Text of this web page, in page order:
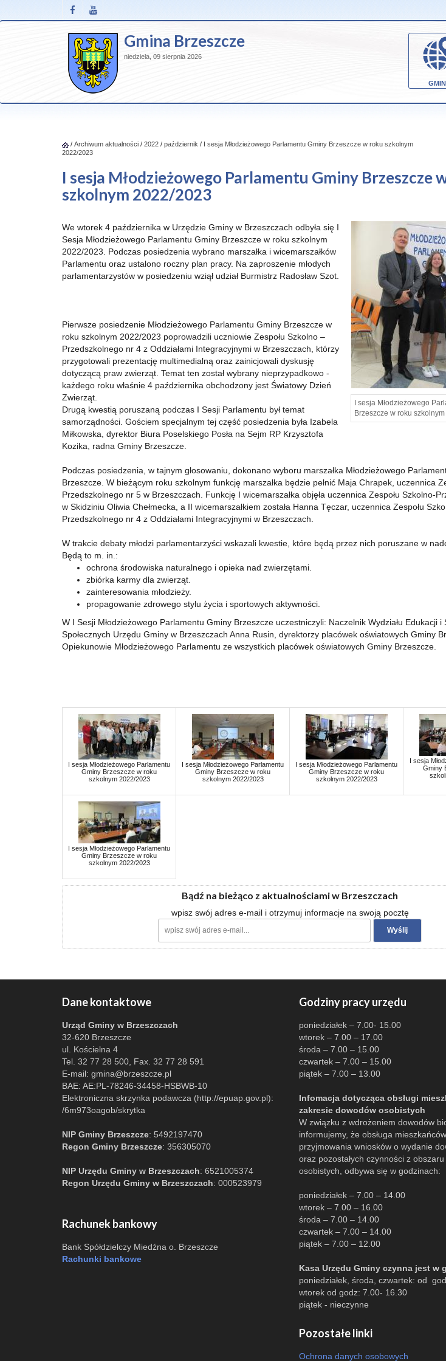
Gmina Brzeszcze
niedziela, 09 sierpnia 2026
/ Archiwum aktualności / 2022 / październik / I sesja Młodzieżowego Parlamentu Gminy Brzeszcze w roku szkolnym
2022/2023
I sesja Młodzieżowego Parlamentu Gminy Brzeszcze
szkolnym 2022/2023
I sesja Młodzieżowego
Brzeszcze w roku
We wtorek 4 października w Urzędzie Gminy w Brzeszczach odbyła się I
Sesja Młodzieżowego Parlamentu Gminy Brzeszcze w roku szkolnym
2022/2023. Podczas posiedzenia wybrano marszałka i wicemarszałków
Parlamentu oraz ustalono roczny plan pracy. Na zaproszenie młodych
parlamentarzystów w posiedzeniu wziął udział Burmistrz Radosław Szot.
Pierwsze posiedzenie Młodzieżowego Parlamentu Gminy Brzeszcze w
roku szkolnym 2022/2023 poprowadzili uczniowie Zespołu Szkolno –
Przedszkolnego nr 4 z Oddziałami Integracyjnymi w Brzeszczach, którzy
przygotowali prezentację multimedialną oraz zainicjowali dyskusję
dotyczącą praw zwierząt. Temat ten został wybrany nieprzypadkowo -
każdego roku właśnie 4 października obchodzony jest Światowy Dzień
Zwierząt.
Drugą kwestią poruszaną podczas I Sesji Parlamentu był temat
samorządności. Gościem specjalnym tej część posiedzenia była Izabela
Miłkowska, dyrektor Biura Poselskiego Posła na Sejm RP Krzysztofa
Kozika, radna Gminy Brzeszcze.
Podczas posiedzenia, w tajnym głosowaniu, dokonano wyboru marszałka Młodzieżowego
Brzeszcze. W bieżącym roku szkolnym funkcję marszałka będzie pełnić Maja Chrapek, uczennica
Przedszkolnego nr 5 w Brzeszczach. Funkcję I wicemarszałka objęła uczennica Zespołu Szkolno-
w Skidziniu Oliwia Chełmecka, a II wicemarszałkiem została Hanna Tęczar, uczennica Zespołu
Przedszkolnego nr 4 z Oddziałami Integracyjnymi w Brzeszczach.
W trakcie debaty młodzi parlamentarzyści wskazali kwestie, które będą przez nich poruszane w
Będą to m. in.:
ochrona środowiska naturalnego i opieka nad zwierzętami.
zbiórka karmy dla zwierząt.
zainteresowania młodzieży.
propagowanie zdrowego stylu życia i sportowych aktywności.
W I Sesji Młodzieżowego Parlamentu Gminy Brzeszcze uczestniczyli: Naczelnik Wydziału Edukacji i
Społecznych Urzędu Gminy w Brzeszczach Anna Rusin, dyrektorzy placówek oświatowych Gminy
Opiekunowie Młodzieżowego Parlamentu ze wszystkich placówek oświatowych Gminy Brzeszcze.
I sesja Młodzieżowego Parlamentu
Gminy Brzeszcze w roku
szkolnym 2022/2023
I sesja Młodzieżowego Parlamentu
Gminy Brzeszcze w roku
szkolnym 2022/2023
I sesja Młodzieżowego Parlamentu
Gminy Brzeszcze w roku
szkolnym 2022/2023
I sesja
Gminy
I sesja Młodzieżowego Parlamentu
Gminy Brzeszcze w roku
szkolnym 2022/2023
Bądź na bieżąco z aktualnościami w Brzeszczach
wpisz swój adres e-mail i otrzymuj informacje na swoją pocztę
Dane kontaktowe
Urząd Gminy w Brzeszczach
32-620 Brzeszcze
ul. Kościelna 4
Tel. 32 77 28 500, Fax. 32 77 28 591
E-mail: gmina@brzeszcze.pl
BAE: AE:PL-78246-34458-HSBWB-10
Elektroniczna skrzynka podawcza (http://epuap.gov.pl):
/6m973oagob/skrytka
NIP Gminy Brzeszcze: 5492197470
Regon Gminy Brzeszcze: 356305070
NIP Urzędu Gminy w Brzeszczach: 6521005374
Regon Urzędu Gminy w Brzeszczach: 000523979
Rachunek bankowy
Bank Spółdzielczy Miedźna o. Brzeszcze
Rachunki bankowe
Godziny pracy urzędu
poniedziałek – 7.00- 15.00
wtorek – 7.00 – 17.00
środa – 7.00 – 15.00
czwartek – 7.00 – 15.00
piątek – 7.00 – 13.00
Infomacja dotycząca obsługi
zakresie dowodów osobistych
W związku z wdrożeniem dowodów
informujemy, że obsługa
przyjmowania wniosków o wydanie
oraz pozostałych czynności z
osobistych, odbywa się w godzinach:
poniedziałek – 7.00 – 14.00
wtorek – 7.00 – 16.00
środa – 7.00 – 14.00
czwartek – 7.00 – 14.00
piątek – 7.00 – 12.00
Kasa Urzędu Gminy czynna jest w
poniedziałek, środa, czwartek: od
wtorek od godz: 7.00- 16.30
piątek - nieczynne
Pozostałe linki
Ochrona danych osobowych